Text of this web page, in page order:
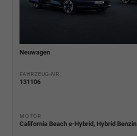
Neuwagen
FAHRZEUG-NR.
131106
MOTOR
California Beach e-Hybrid, Hybrid Benzin